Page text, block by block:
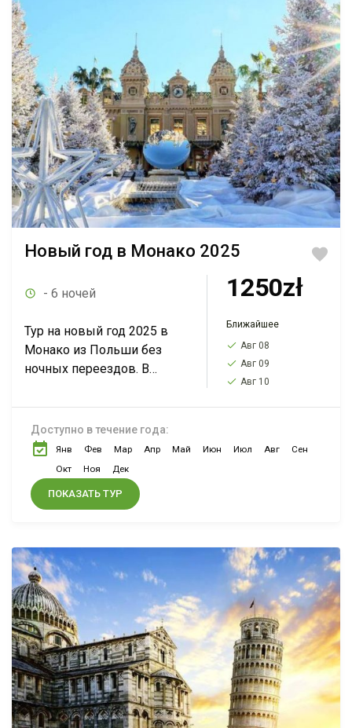
Новый год в Монако 2025
- 6 ночей
Тур на новый год 2025 в
Монако из Польши без
ночных переездов. В
Бамберг*, Ницца, Монако,
Сент-Поль-Де-Ванс,
Канны, Антиб, Милан,
озеро Комо, Страсбург.
1250zł
Ближайшее
Авг 08
Авг 09
Авг 10
Доступно в течение года:
Янв Фев Мар Апр Май Июн Июл Авг
Сен
Окт
Ноя Дек
ПОКАЗАТЬ ТУР